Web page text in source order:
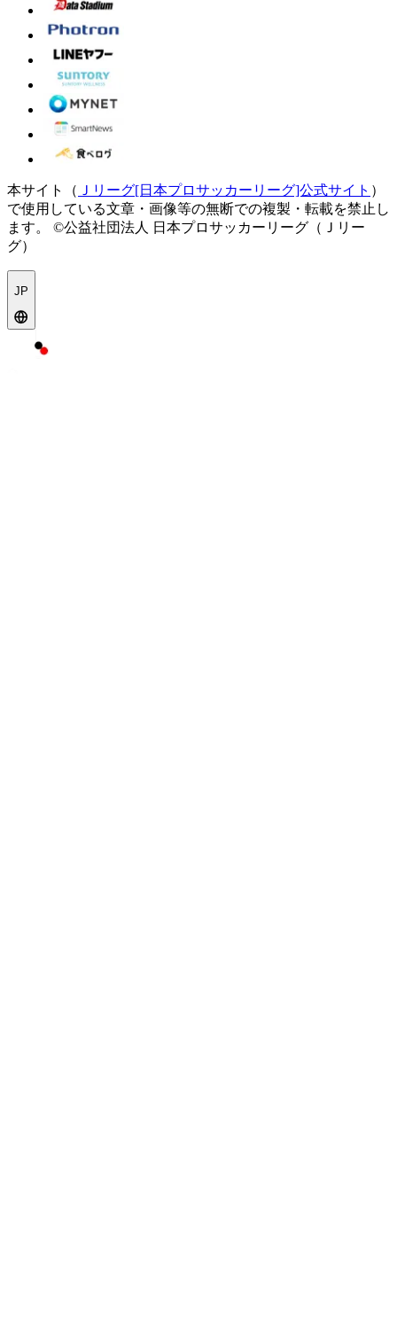
本サイト（ Ｊリーグ[日本プロサッカーリーグ]公式サイト ）
で使用している文章・画像等の無断での複製・転載を禁止し
ます。
©公益社団法人 日本プロサッカーリーグ（Ｊリー
グ）
JP